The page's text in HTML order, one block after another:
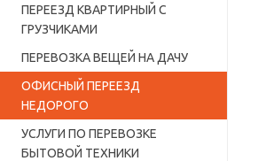
ПЕРЕЕЗД КВАРТИРНЫЙ С
ГРУЗЧИКАМИ
ПЕРЕВОЗКА ВЕЩЕЙ НА ДАЧУ
ОФИСНЫЙ ПЕРЕЕЗД
НЕДОРОГО
УСЛУГИ ПО ПЕРЕВОЗКЕ
БЫТОВОЙ ТЕХНИКИ